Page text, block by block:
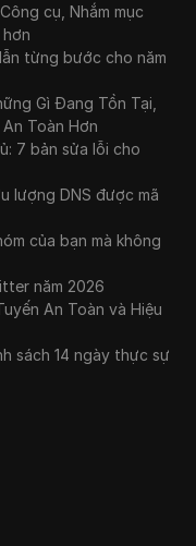
cụ, Nhắm mục
từng bước cho năm
Gì Đang Tồn Tại,
Toàn Hơn
7 bản sửa lỗi cho
lượng DNS được mã
của bạn mà không
năm 2026
An Toàn và Hiệu
sách 14 ngày thực sự